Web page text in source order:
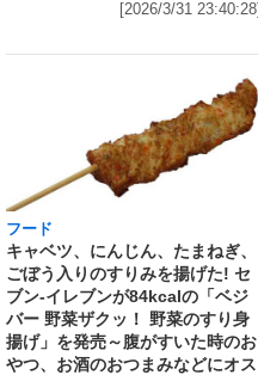
[2026/3/31 23:40:28]
フード
キャベツ、にんじん、たまねぎ、
ごぼう入りのすりみを揚げた! セ
ブン‐イレブンが84kcalの「ベジ
バー 野菜ザクッ！ 野菜のすり身
揚げ」を発売～腹がすいた時のお
やつ、お酒のおつまみなどにオス